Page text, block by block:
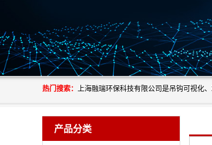
热门搜索：
产品分类